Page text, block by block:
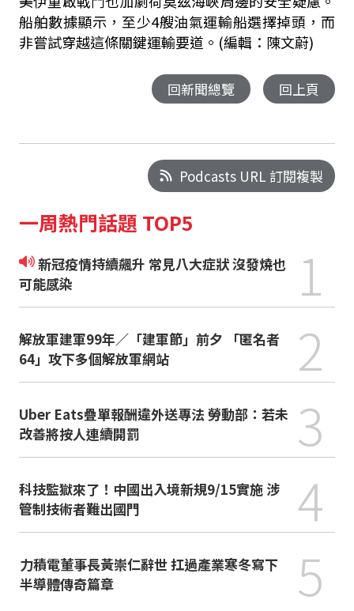
船舶數據顯示，至少4艘油氣運輸船選擇掉頭，而
非嘗試穿越這條關鍵運輸要道。(編輯：陳文蔚)
回新聞總覽 回上頁
Podcasts URL 訂閱複製
一周熱門話題 TOP5
新冠疫情持續飆升 常見八大症狀 沒發燒也
可能感染
1
解放軍建軍99年／「建軍節」前夕 「匿名者
64」攻下多個解放軍網站
2
Uber Eats疊單報酬違外送專法 勞動部：若未
改善將按人連續開罰
3
科技監獄來了！中國出入境新規9/15實施 涉
管制技術者難出國門
4
力積電董事長黃崇仁辭世 扛過產業寒冬寫下
半導體傳奇篇章
5